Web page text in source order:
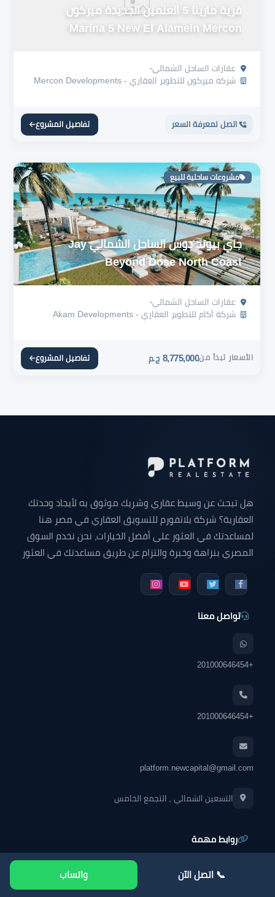
قرية مارينا 5 العلمين الجديدة ميركون
Marina 5 New El Alamein Mercon
عقارات الساحل الشمالي
شركة ميركون للتطوير العقاري - Mercon Developments
اتصل لمعرفة السعر تفاصيل المشروع
مشروعات ساحلية للبيع
جاي بيوند دوس الساحل الشمالي Jay
Beyond Dose North Coast
عقارات الساحل الشمالي
شركة أكام للتطوير العقاري - Akam Developments
الأسعار تبدأ من8,775,000 ج.م تفاصيل المشروع
هل تبحث عن وسيط عقاري وشريك موثوق به لأيجاد وحدتك
العقارية؟ شركة بلاتفورم للتسويق العقاري في مصر هنا
لمساعدتك في العثور على أفضل الخيارات، نحن نخدم السوق
المصري بنزاهة وخبرة والتزام عن طريق مساعدتك في العثور
دوبلكس للبيع - فيلا للبيع - محل تجاري - مكتب إداري - عيادة
تواصل معنا
+201000646454
+201000646454
platform.newcapital@gmail.com
التسعين الشمالي , التجمع الخامس
روابط مهمة
📞 اتصل الآن واتساب